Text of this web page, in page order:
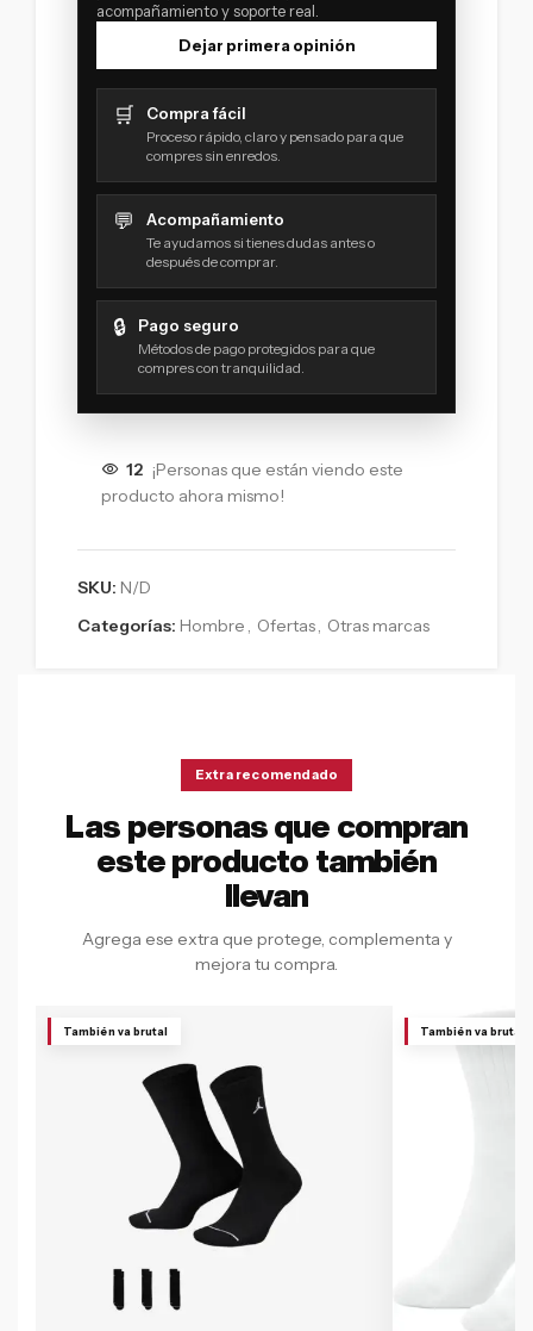
acompañamiento y soporte real.
Dejar primera opinión
🛒 Compra fácil
Proceso rápido, claro y pensado para que
compres sin enredos.
💬 Acompañamiento
Te ayudamos si tienes dudas antes o
después de comprar.
🔒 Pago seguro
Métodos de pago protegidos para que
compres con tranquilidad.
12 ¡Personas que están viendo este
producto ahora mismo!
SKU: N/D
Categorías: Hombre Ofertas Otras marcas
Extra recomendado
Las personas que compran
este producto también
llevan
Agrega ese extra que protege, complementa y
mejora tu compra.
También va brutal También va brutal